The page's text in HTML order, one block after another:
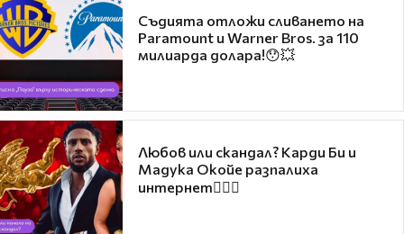
Съдията отложи сливането на
Paramount и Warner Bros. за 110
милиарда долара!😯💥
Любов или скандал? Карди Би и
Мадука Окойе разпалиха
интернет❤️‍🔥🔥